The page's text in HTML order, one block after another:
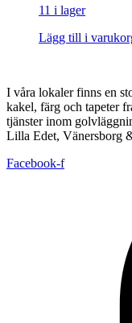
11 i lager
Lägg till i
I våra lokaler finns en
kakel, färg och tapeter
tjänster inom
Lilla Edet, Vänersborg
Facebook-f